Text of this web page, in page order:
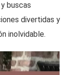
buscas
divertidas y
inolvidable.